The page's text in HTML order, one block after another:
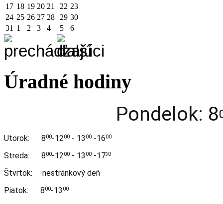
17 18 19 20 21 22 23
24 25 26 27 28 29 30
31 1 2 3 4 5 6
Úradné hodiny
Pondelok: 8
Utorok: 800-1200 - 13 00 -1600
Streda: 800-1200 - 13 00 -173 0
Štvrtok: nestránkový deň
Piatok: 800-13 00